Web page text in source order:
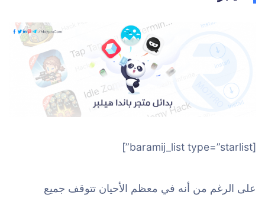
[baramij_list type=”starlist”]
على الرغم من أنه في معظم الأحيان تتوقف جميع